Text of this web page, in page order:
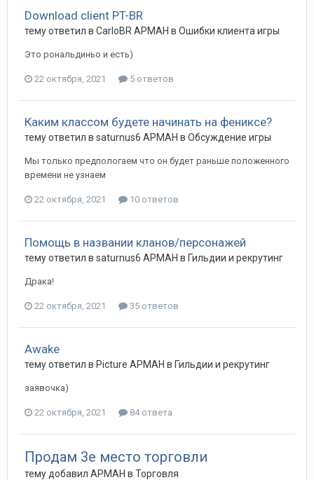
Download client PT-BR
тему ответил в CarloBR АРМАН в Ошибки клиента игры
Это рональдиньо и есть)
22 октября, 2021 5 ответов
Каким классом будете начинать на фениксе?
тему ответил в saturnus6 АРМАН в Обсуждение игры
Мы только предпологаем что он будет раньше положенного
времени не узнаем
22 октября, 2021 10 ответов
Помощь в названии кланов/персонажей
тему ответил в saturnus6 АРМАН в Гильдии и рекрутинг
Драка!
22 октября, 2021 35 ответов
Awake
тему ответил в Picture АРМАН в Гильдии и рекрутинг
заявочка)
22 октября, 2021 84 ответа
Продам 3е место торговли
тему добавил АРМАН в Торговля